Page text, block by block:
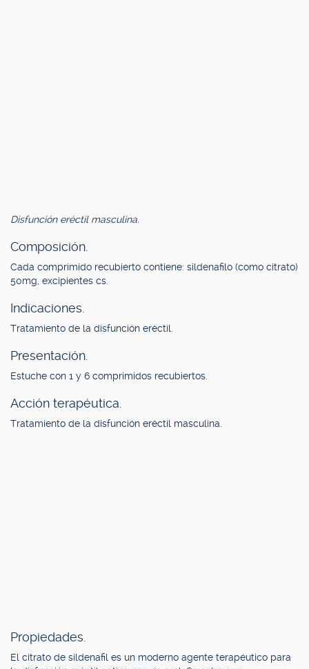
Disfunción eréctil masculina.
Composición.
Cada comprimido recubierto contiene: sildenafilo (como citrato)
50mg, excipientes cs.
Indicaciones.
Tratamiento de la disfunción eréctil.
Presentación.
Estuche con 1 y 6 comprimidos recubiertos.
Acción terapéutica.
Tratamiento de la disfunción eréctil masculina.
Propiedades.
El citrato de sildenafil es un moderno agente terapéutico para